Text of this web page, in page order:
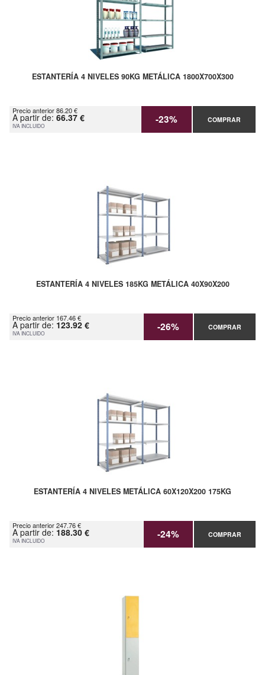
ESTANTERÍA 4 NIVELES 90KG METÁLICA 1800X700X300
Precio anterior 86.20 €
A partir de: 66.37 €
IVA INCLUIDO -23% COMPRAR
ESTANTERÍA 4 NIVELES 185KG METÁLICA 40X90X200
Precio anterior 167.46 €
A partir de: 123.92 €
IVA INCLUIDO -26% COMPRAR
ESTANTERÍA 4 NIVELES METÁLICA 60X120X200 175KG
Precio anterior 247.76 €
A partir de: 188.30 €
IVA INCLUIDO -24% COMPRAR